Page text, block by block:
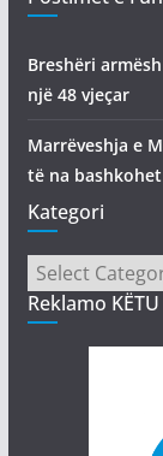
Breshëri
një 48 vjeçar
Marrëveshja e
të na bashkohet
Kategori
Kategori
Reklamo KËTU